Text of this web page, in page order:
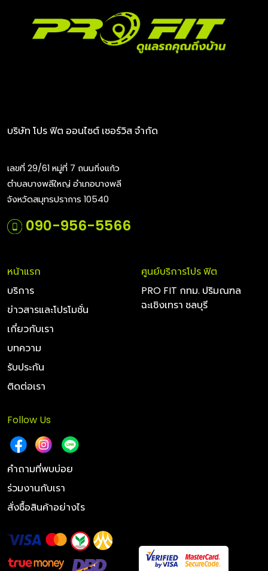
บริษัท โปร ฟิต ออนไซต์ เซอร์วิส จำกัด
เลขที่ 29/61 หมู่ที่ 7 ถนนกิ่งแก้ว
ตำบลบางพลีใหญ่ อำเภอบางพลี
จังหวัดสมุทรปราการ 10540
090-956-5566
หน้าแรก
บริการ
ข่าวสารและโปรโมชั่น
เกี่ยวกับเรา
บทความ
รับประกัน
ติดต่อเรา
ศูนย์บริการโปร ฟิต
PRO FIT กทม. ปริมณฑล
ฉะเชิงเทรา ชลบุรี
Follow Us
คำถามที่พบบ่อย
ร่วมงานกับเรา
สั่งซื้อสินค้าอย่างไร